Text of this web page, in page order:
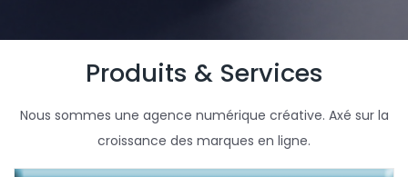
Produits & Services
Nous sommes une agence numérique créative. Axé sur la
croissance des marques en ligne.